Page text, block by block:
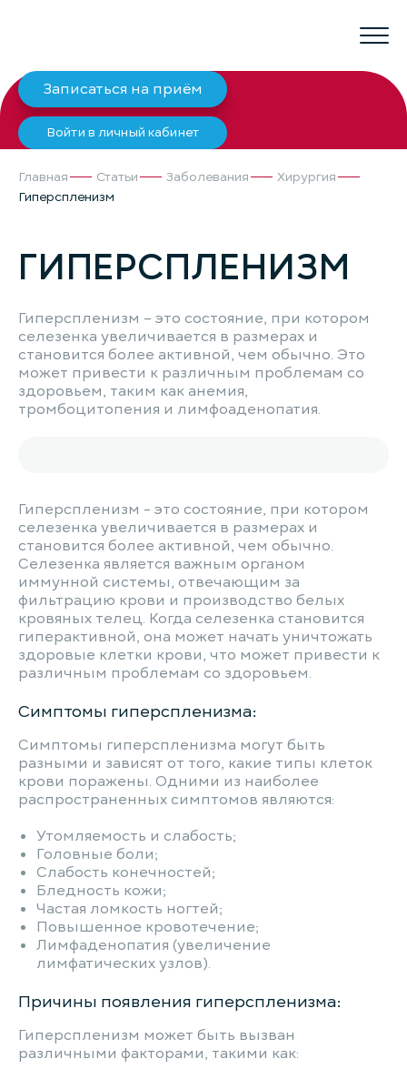
Записаться на приём
Войти в личный кабинет
Главная Статьи Заболевания
Хирургия
Гиперспленизм
ГИПЕРСПЛЕНИЗМ
Гиперспленизм – это состояние, при котором
селезенка увеличивается в размерах и
становится более активной, чем обычно. Это
может привести к различным проблемам со
здоровьем, таким как анемия,
тромбоцитопения и лимфоаденопатия.
Гиперспленизм - это состояние, при котором
селезенка увеличивается в размерах и
становится более активной, чем обычно.
Селезенка является важным органом
иммунной системы, отвечающим за
фильтрацию крови и производство белых
кровяных телец. Когда селезенка становится
гиперактивной, она может начать уничтожать
здоровые клетки крови, что может привести к
различным проблемам со здоровьем.
Симптомы гиперспленизма:
Симптомы гиперспленизма могут быть
разными и зависят от того, какие типы клеток
крови поражены. Одними из наиболее
распространенных симптомов являются:
Утомляемость и слабость;
Головные боли;
Слабость конечностей;
Бледность кожи;
Частая ломкость ногтей;
Повышенное кровотечение;
Лимфаденопатия (увеличение
лимфатических узлов).
Причины появления гиперспленизма:
Гиперспленизм может быть вызван
различными факторами, такими как: